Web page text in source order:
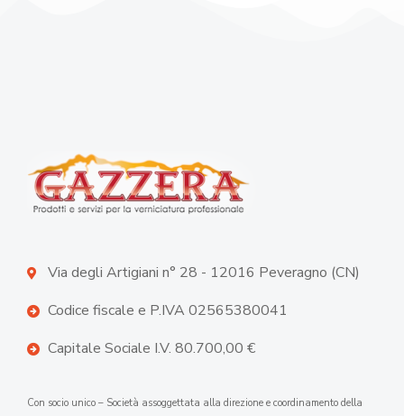
Via degli Artigiani n° 28 - 12016 Peveragno (CN)
Codice fiscale e P.IVA 02565380041
Capitale Sociale I.V. 80.700,00 €
Con socio unico – Società assoggettata alla direzione e coordinamento della